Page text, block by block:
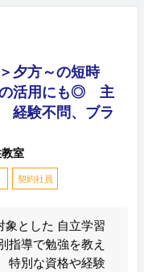
夕方～の短時
の活用にも◎ 主
経験不問、ブラ
室
契約社員
象とした 自立学習
指導で勉強を教え
特別な資格や経験